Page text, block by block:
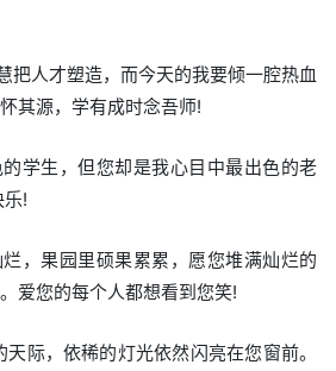
把人才塑造，而今天的我要倾一腔热血
其源，学有成时念吾师!
学生，但您却是我心目中最出色的老
!
，果园里硕果累累，愿您堆满灿烂的
爱您的每个人都想看到您笑!
际，依稀的灯光依然闪亮在您窗前。